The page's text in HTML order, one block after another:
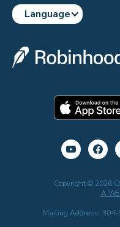
Language
Copyright © 2026
A
Mailing Address: 304-